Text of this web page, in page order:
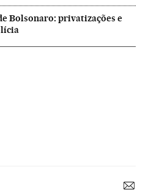
Bolsonaro: privatizações e